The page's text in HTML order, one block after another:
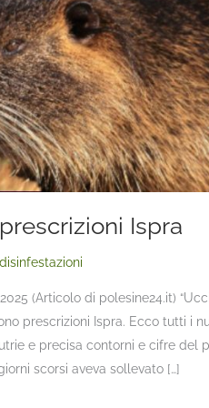
Ispra
(Articolo di polesine24.it)
prescrizioni Ispra. Ecco tutti i
e precisa contorni e cifre del
scorsi aveva sollevato […]